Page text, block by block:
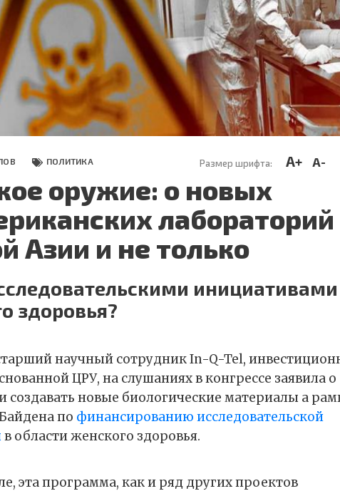
ПОЛИТИКА Размер шрифта: A+ A-
оружие: о новых
лабораторий
Азии и не только
здоровья?
научный сотрудник In-Q-Tel,
ЦРУ, на слушаниях в конгрессе заявила о
создавать новые биологические материалы а
по финансированию исследовательской
в области женского здоровья.
эта программа, как и ряд других проектов